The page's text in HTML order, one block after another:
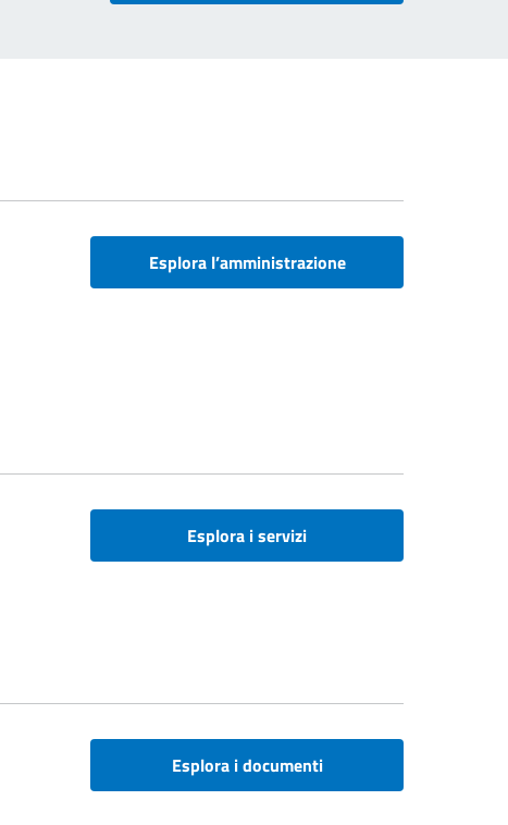
Esplora l’amministrazione
Esplora i servizi
Esplora i documenti